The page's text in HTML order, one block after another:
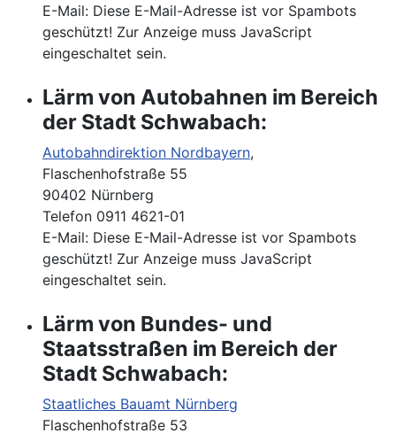
E-Mail: Diese E-Mail-Adresse ist vor Spambots
geschützt! Zur Anzeige muss JavaScript
eingeschaltet sein.
Lärm von Autobahnen im Bereich
der Stadt Schwabach:
Autobahndirektion Nordbayern,
Flaschenhofstraße 55
90402 Nürnberg
Telefon 0911 4621-01
E-Mail: Diese E-Mail-Adresse ist vor Spambots
geschützt! Zur Anzeige muss JavaScript
eingeschaltet sein.
Lärm von Bundes- und
Staatsstraßen im Bereich der
Stadt Schwabach:
Staatliches Bauamt Nürnberg
Flaschenhofstraße 53